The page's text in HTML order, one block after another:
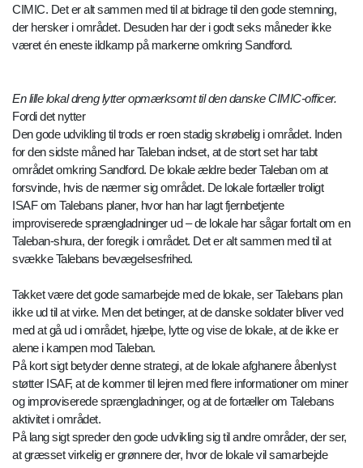
CIMIC. Det er alt sammen med til at bidrage til den gode stemning,
der hersker i området. Desuden har der i godt seks måneder ikke
været én eneste ildkamp på markerne omkring Sandford.
En lille lokal dreng lytter opmærksomt til den danske CIMIC-officer.
Fordi det nytter
Den gode udvikling til trods er roen stadig skrøbelig i området. Inden
for den sidste måned har Taleban indset, at de stort set har tabt
området omkring Sandford. De lokale ældre beder Taleban om at
forsvinde, hvis de nærmer sig området. De lokale fortæller troligt
ISAF om Talebans planer, hvor han har lagt fjernbetjente
improviserede sprængladninger ud – de lokale har sågar fortalt om en
Taleban-shura, der foregik i området. Det er alt sammen med til at
svække Talebans bevægelsesfrihed.
Takket være det gode samarbejde med de lokale, ser Talebans plan
ikke ud til at virke. Men det betinger, at de danske soldater bliver ved
med at gå ud i området, hjælpe, lytte og vise de lokale, at de ikke er
alene i kampen mod Taleban.
På kort sigt betyder denne strategi, at de lokale afghanere åbenlyst
støtter ISAF, at de kommer til lejren med flere informationer om miner
og improviserede sprængladninger, og at de fortæller om Talebans
aktivitet i området.
På lang sigt spreder den gode udvikling sig til andre områder, der ser,
at græsset virkelig er grønnere der, hvor de lokale vil samarbejde